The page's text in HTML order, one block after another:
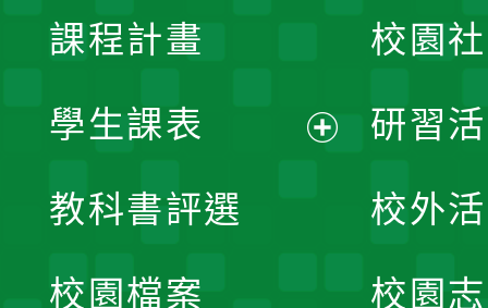
課程計畫
學生課表
教科書評選
校園檔案
校園
研習
校外
校園